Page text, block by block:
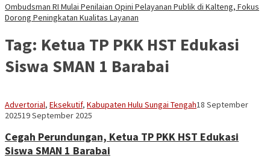
Ombudsman RI Mulai Penilaian Opini Pelayanan Publik di Kalteng, Fokus
Dorong Peningkatan Kualitas Layanan
Tag: Ketua TP PKK HST Edukasi
Siswa SMAN 1 Barabai
Advertorial, Eksekutif, Kabupaten Hulu Sungai TengahVananta
18 September
202519 September 2025
Cegah Perundungan, Ketua TP PKK HST Edukasi
Siswa SMAN 1 Barabai